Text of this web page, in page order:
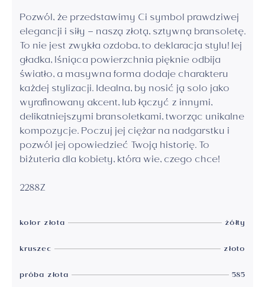
Pozwól, że przedstawimy Ci symbol prawdziwej
elegancji i siły – naszą złotą, sztywną bransoletę.
To nie jest zwykła ozdoba, to deklaracja stylu! Jej
gładka, lśniąca powierzchnia pięknie odbija
światło, a masywna forma dodaje charakteru
każdej stylizacji. Idealna, by nosić ją solo jako
wyrafinowany akcent, lub łączyć z innymi,
delikatniejszymi bransoletkami, tworząc unikalne
kompozycje. Poczuj jej ciężar na nadgarstku i
pozwól jej opowiedzieć Twoją historię. To
biżuteria dla kobiety, która wie, czego chce!
2288Z
kolor złota
żółty
kruszec
złoto
próba złota
585